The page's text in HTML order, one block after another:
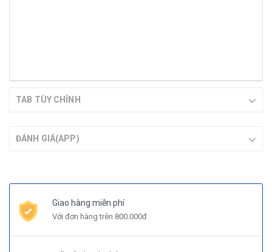
TAB TÙY CHỈNH
ĐÁNH GIÁ(APP)
Giao hàng miễn phí
Với đơn hàng trên 800.000đ